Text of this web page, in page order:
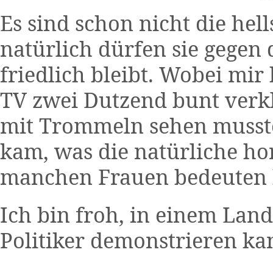
Es sind schon nicht die
natürlich dürfen sie gegen
friedlich bleibt. Wobei mir
TV zwei Dutzend bunt
mit Trommeln sehen
kam, was die natürliche
manchen Frauen
Ich bin froh, in einem
Politiker demonstrieren